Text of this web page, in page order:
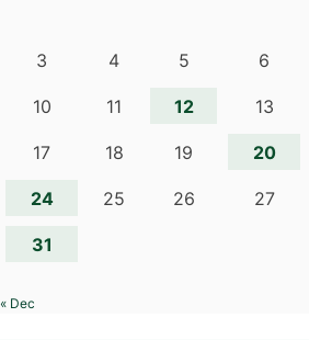
3
4 5 6
10 11 12 13
17 18 19 20
24 25 26 27
31
« Dec